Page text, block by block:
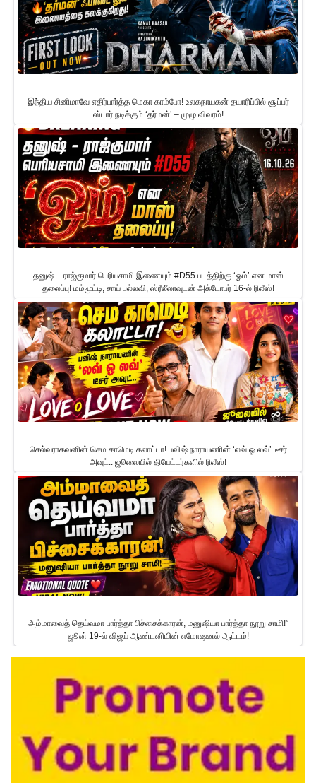
இந்திய சினிமாவே எதிர்பார்த்த மெகா காம்போ! உலகநாயகன் தயாரிப்பில் சூப்பர்
ஸ்டார் நடிக்கும் ‘தர்மன்’ – முழு விவரம்!
தனுஷ் – ராஜ்குமார் பெரியசாமி இணையும் #D55 படத்திற்கு ‘ஓம்’ என மாஸ்
தலைப்பு! மம்மூட்டி, சாய் பல்லவி, ஸ்ரீலீலாவுடன் அக்டோபர் 16-ல் ரிலீஸ்!
செல்வராகவனின் செம காமெடி கலாட்டா! பவிஷ் நாராயணின் ‘லவ் ஓ லவ்’ டீசர்
அவுட்.. ஜூலையில் தியேட்டர்களில் ரிலீஸ்!
அம்மாவைத் தெய்வமா பார்த்தா பிச்சைக்காரன், மனுஷியா பார்த்தா நூறு சாமி!”
ஜூன் 19-ல் விஜய் ஆண்டனியின் எமோஷனல் ஆட்டம்!